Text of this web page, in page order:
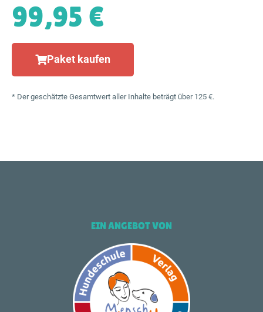
99,95 €
Paket kaufen
* Der geschätzte Gesamtwert aller Inhalte beträgt über 125 €.
EIN ANGEBOT VON